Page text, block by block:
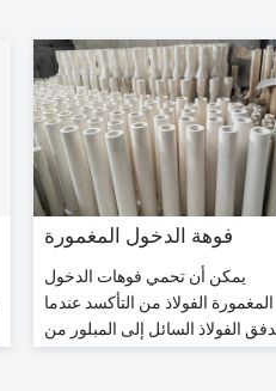
فوهة الدخول المغمورة
يمكن أن تحمي فوهات الدخول
المغمورة الفولاذ من التأكسد عندما
الفولاذ السائل إلى المبلور من
التانديش. كما يمكنها توزيع الفولاذ